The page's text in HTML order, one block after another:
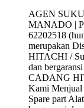
AGEN
MANADO |
62202518
merupakan
HITACHI /
dan
CADANG
Kami
Spare part